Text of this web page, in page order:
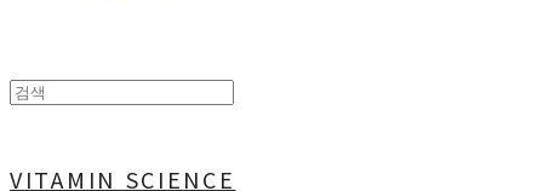
VITAMIN SCIENCE